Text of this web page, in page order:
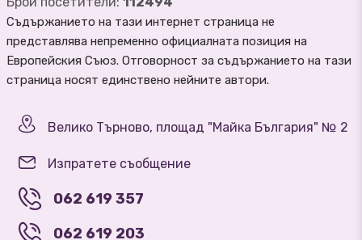
Съдържанието на тази интернет страница не
представлява непременно официалната позиция на
Европейския Съюз. Отговорност за съдържанието на тази
страница носят единствено нейните автори.
Велико Търново, площад "Майка България" № 2
Изпратете съобщение
062 619 357
062 619 203